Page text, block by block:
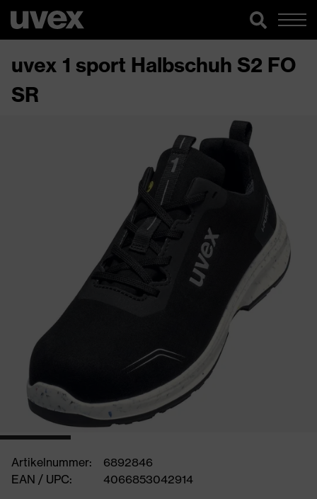
uvex 1 sport Halbschuh S2 FO
SR
Artikelnummer:
6892846
EAN / UPC:
4066853042914